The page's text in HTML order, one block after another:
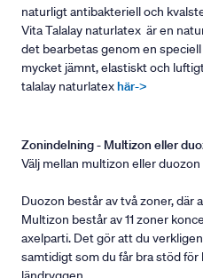
naturligt antibakteriell och
Vita Talalay naturlatex är en
det bearbetas genom en
mycket jämnt, elastiskt och
talalay naturlatexhär->
Zonindelning - Multizon eller
Välj mellan multizon eller duozon
Duozon består av två zoner, där
Multizon består av 11 zoner
axelparti. Det gör att du
samtidigt som du får bra stöd